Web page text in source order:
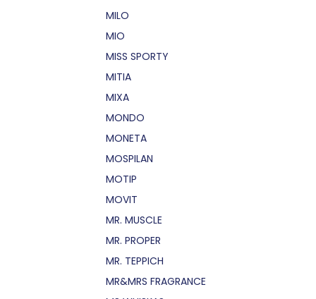
MILO
MIO
MISS SPORTY
MITIA
MIXA
MONDO
MONETA
MOSPILAN
MOTIP
MOVIT
MR. MUSCLE
MR. PROPER
MR. TEPPICH
MR&MRS FRAGRANCE